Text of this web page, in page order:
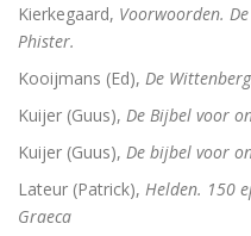
Kierkegaard, Voorwoorden.
Phister.
Kooijmans (Ed), De
Kuijer (Guus), De Bijbel voor
Kuijer (Guus), De bijbel voor
Lateur (Patrick), Helden. 150
Graeca